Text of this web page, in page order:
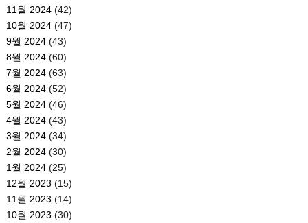
11월 2024(42)
10월 2024(47)
9월 2024(43)
8월 2024(60)
7월 2024(63)
6월 2024(52)
5월 2024(46)
4월 2024(43)
3월 2024(34)
2월 2024(30)
1월 2024(25)
12월 2023 (15)
11월 2023 (14)
10월 2023 (30)